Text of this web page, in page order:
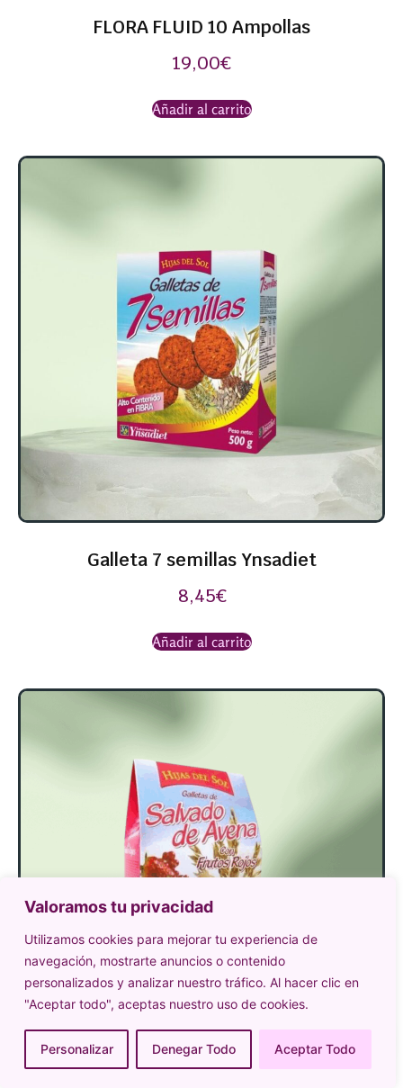
Valoramos tu privacidad
Utilizamos cookies para mejorar tu experiencia de
navegación, mostrarte anuncios o contenido
personalizados y analizar nuestro tráfico. Al hacer clic en
"Aceptar todo", aceptas nuestro uso de cookies.
Personalizar Denegar Todo Aceptar Todo
FLORA FLUID 10 Ampollas
19,00€
Añadir al carrito
Galleta 7 semillas Ynsadiet
8,45€
Añadir al carrito